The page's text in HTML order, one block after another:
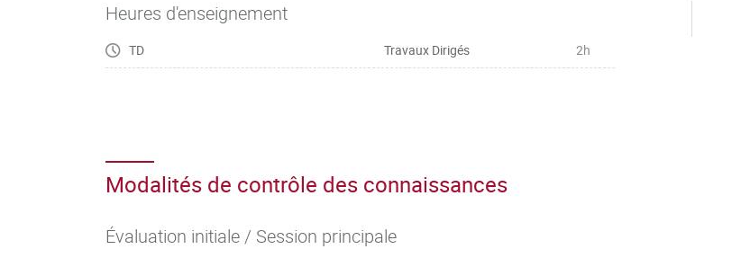
Heures d'enseignement
TD Travaux Dirigés 2h
Modalités de contrôle des connaissances
Évaluation initiale / Session principale